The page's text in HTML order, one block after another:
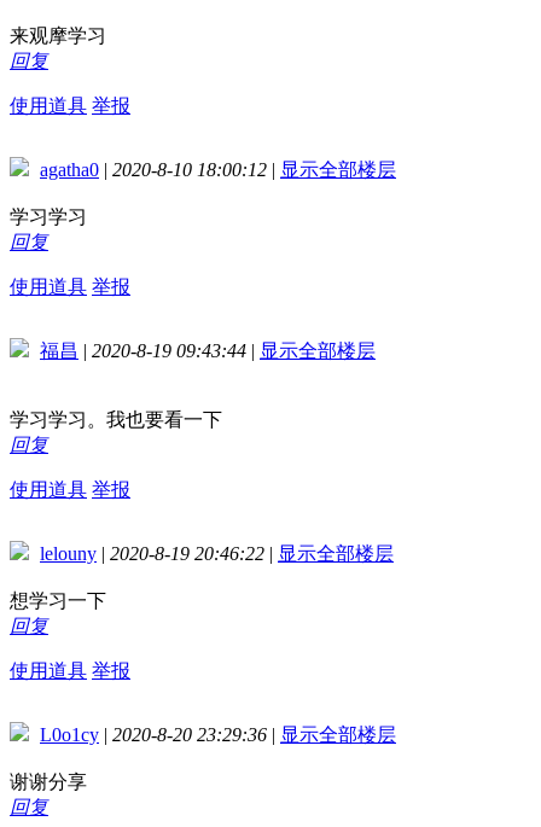
来观摩学习
回复
使用道具 举报
agatha0 | 2020-8-10 18:00:12 | 显示全部楼层
学习学习
回复
使用道具 举报
福昌 | 2020-8-19 09:43:44 | 显示全部楼层
学习学习。我也要看一下
回复
使用道具 举报
lelouny | 2020-8-19 20:46:22 | 显示全部楼层
想学习一下
回复
使用道具 举报
L0o1cy | 2020-8-20 23:29:36 | 显示全部楼层
谢谢分享
回复